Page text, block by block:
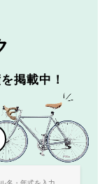
掲載中！